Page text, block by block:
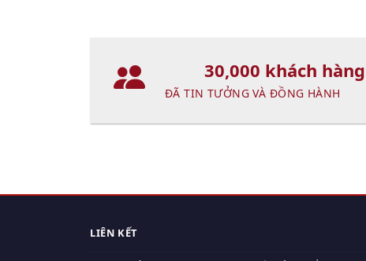
30,000 khách hàng
ĐÃ TIN TƯỞNG VÀ ĐỒNG HÀNH
LIÊN KẾT